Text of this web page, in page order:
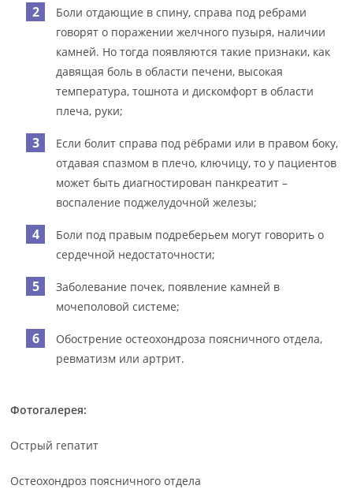
Боли отдающие в спину, справа под ребрами
говорят о поражении желчного пузыря, наличии
камней. Но тогда появляются такие признаки, как
давящая боль в области печени, высокая
температура, тошнота и дискомфорт в области
плеча, руки;
Если болит справа под рёбрами или в правом боку,
отдавая спазмом в плечо, ключицу, то у пациентов
может быть диагностирован панкреатит –
воспаление поджелудочной железы;
Боли под правым подреберьем могут говорить о
сердечной недостаточности;
Заболевание почек, появление камней в
мочеполовой системе;
Обострение остеохондроза поясничного отдела,
ревматизм или артрит.
Фотогалерея:
Острый гепатит
Остеохондроз поясничного отдела